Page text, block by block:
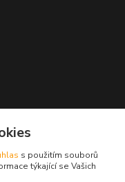
s použitím souborů
týkající se Vašich